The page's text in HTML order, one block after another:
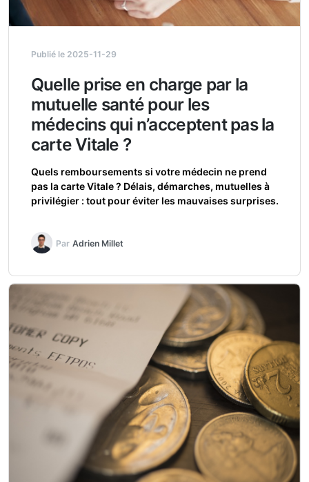
Publié le 2025-11-29
Quelle prise en charge par la
mutuelle santé pour les
médecins qui n’acceptent pas la
carte Vitale ?
Quels remboursements si votre médecin ne prend
pas la carte Vitale ? Délais, démarches, mutuelles à
privilégier : tout pour éviter les mauvaises surprises.
Par Adrien Millet